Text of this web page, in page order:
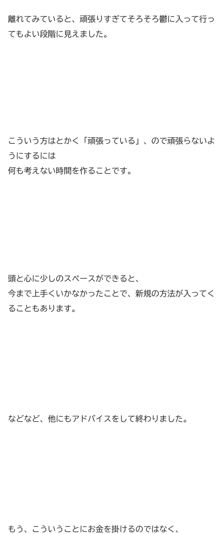
離れてみていると、頑張りすぎてそろそろ鬱に入って行っ
てもよい段階に見えました。
こういう方はとかく「頑張っている」、ので頑張らないよ
うにするには
何も考えない時間を作ることです。
頭と心に少しのスペースができると、
今まで上手くいかなかったことで、新規の方法が入ってく
ることもあります。
などなど、他にもアドバイスをして終わりました。
もう、こういうことにお金を掛けるのではなく、